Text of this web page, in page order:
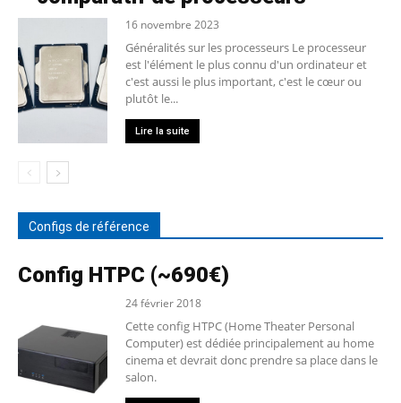
16 novembre 2023
Généralités sur les processeurs Le processeur
est l'élément le plus connu d'un ordinateur et
c'est aussi le plus important, c'est le cœur ou
plutôt le...
Lire la suite
Configs de référence
Config HTPC (~690€)
24 février 2018
Cette config HTPC (Home Theater Personal
Computer) est dédiée principalement au home
cinema et devrait donc prendre sa place dans le
salon.